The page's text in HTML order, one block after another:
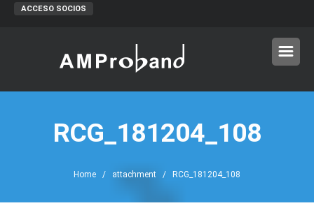
ACCESO SOCIOS
RCG_181204_108
Home / attachment / RCG_181204_108